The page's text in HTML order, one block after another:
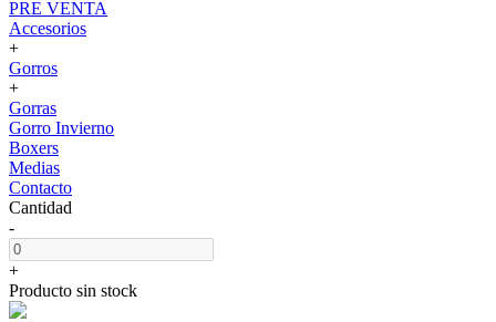
PRE VENTA
Accesorios
+
Gorros
+
Gorras
Gorro Invierno
Boxers
Medias
Contacto
Cantidad
-
+
Producto sin stock